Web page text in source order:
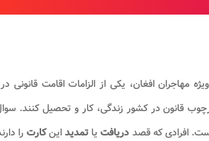
مهاجران افغان، یکی از الزامات اقامت
قانون در کشور زندگی، کار و تحصیل کنند.
افرادی که قصد دریافت یا تمدیداینکارت را